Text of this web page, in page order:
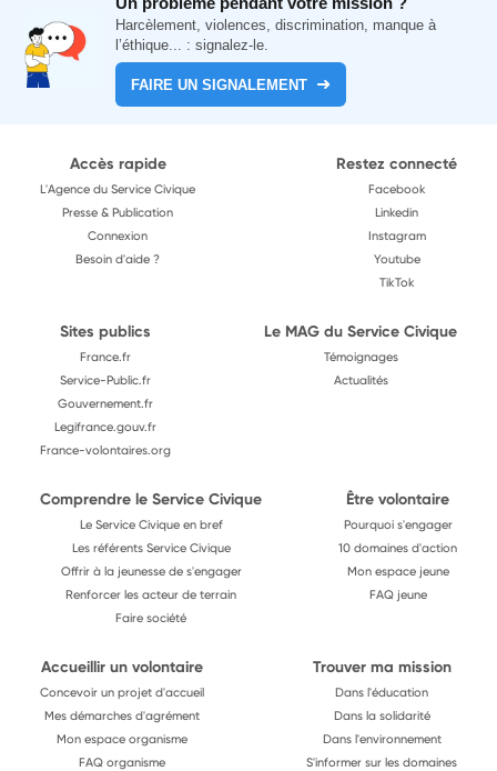
Harcèlement, violences, discrimination, manque à
l’éthique... : signalez-le.
FAIRE UN SIGNALEMENT
Accès rapide
L'Agence du Service Civique
Presse & Publication
Connexion
Besoin d'aide ?
Restez connecté
Facebook
Linkedin
Instagram
Youtube
TikTok
Sites publics
France.fr
Service-Public.fr
Gouvernement.fr
Legifrance.gouv.fr
France-volontaires.org
Le MAG du Service Civique
Témoignages
Actualités
Comprendre le Service Civique
Le Service Civique en bref
Les référents Service Civique
Offrir à la jeunesse de s'engager
Renforcer les acteur de terrain
Faire société
Être volontaire
Pourquoi s'engager
10 domaines d'action
Mon espace jeune
FAQ jeune
Accueillir un volontaire
Concevoir un projet d'accueil
Mes démarches d'agrément
Mon espace organisme
FAQ organisme
Trouver ma mission
Dans l'éducation
Dans la solidarité
Dans l'environnement
S'informer sur les domaines